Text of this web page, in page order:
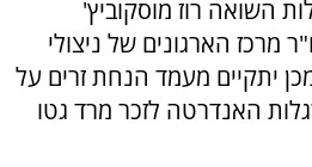
השואה רוז מוסקוביץ'
מרכז הארגונים של ניצולי
יתקיים מעמד הנחת זרים על
האנדרטה לזכר מרד גטו